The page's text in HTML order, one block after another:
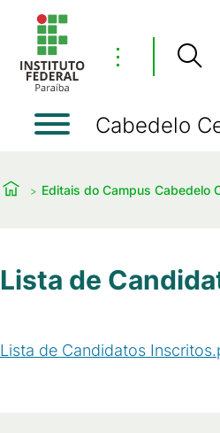
⋮
Cabedelo
Editais do Campus Cabedelo
Lista de
Lista de Candidatos